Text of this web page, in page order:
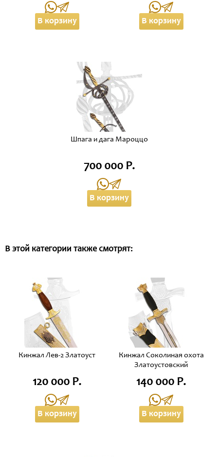
В корзину В корзину
Шпага и дага Мароццо
700 000 Р.
В корзину
В этой категории также смотрят:
Кинжал Лев-2 Златоуст
120 000 Р.
В корзину
Кинжал Соколиная охота
Златоустовский
140 000 Р.
В корзину